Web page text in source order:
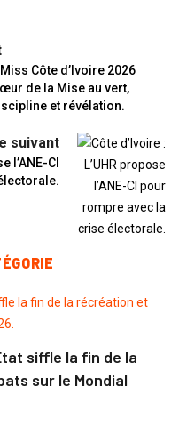
Miss Côte d’Ivoire 2026
de la Mise au vert,
et révélation.
suivant
l’ANE-CI
siffle la fin de la
sur le Mondial